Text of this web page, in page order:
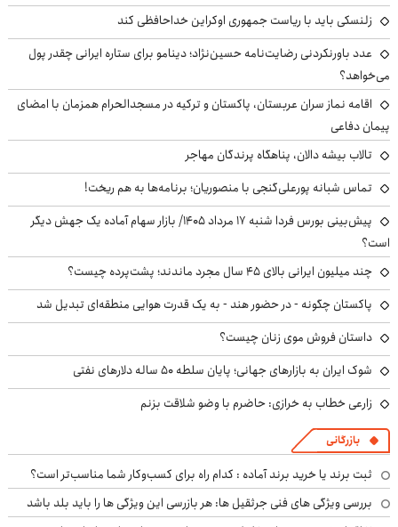
زلنسکی باید با ریاست جمهوری اوکراین خداحافظی کند
عدد باورنکردنی رضایت‌نامه حسین‌نژاد؛ دینامو برای ستاره ایرانی چقدر پول
می‌خواهد؟
اقامه نماز سران عربستان، پاکستان و ترکیه در مسجدالحرام همزمان با امضای
پیمان دفاعی
تالاب بیشه دالان، پناهگاه پرندگان مهاجر
تماس شبانه پورعلی‌گنجی با منصوریان؛ برنامه‌ها به هم ریخت!
پیش‌بینی بورس فردا شنبه ۱۷ مرداد ۱۴۰۵/ بازار سهام آماده یک جهش دیگر
است؟
چند میلیون ایرانی بالای ۴۵ سال مجرد ماندند؛ پشت‌پرده چیست؟
پاکستان چگونه - در حضور هند - به یک قدرت هوایی منطقه‌ای تبدیل شد
داستان فروش موی زنان چیست؟
شوک ایران به بازارهای جهانی؛ پایان سلطه ۵۰ ساله دلارهای نفتی
زارعی خطاب به خرازی: حاضرم با وضو شلاقت بزنم
بازرگانی
ثبت برند یا خرید برند آماده : کدام راه برای کسب‌وکار شما مناسب‌تر است؟
بررسی ویژگی های فنی جرثقیل ها: هر بازرسی این ویژگی ها را باید بلد باشد